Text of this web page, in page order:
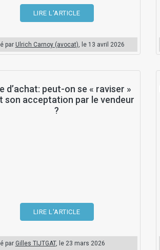
LIRE L'ARTICLE
par Ulrich Carnoy (avocat), le 13 avril 2026
d’achat: peut-on se « raviser »
son acceptation par le vendeur
?
LIRE L'ARTICLE
par Gilles TIJTGAT, le 23 mars 2026